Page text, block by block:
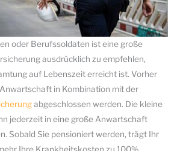
oder Berufssoldaten ist eine große
ausdrücklich zu empfehlen,
auf Lebenszeit erreicht ist. Vorher
in Kombination mit der
abgeschlossen werden. Die kleine
jederzeit in eine große Anwartschaft
Sobald Sie pensioniert werden, trägt Ihr
Ihre Krankheitskosten zu 100%.